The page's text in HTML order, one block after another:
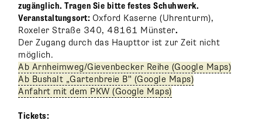
zugänglich. Tragen Sie bitte festes Schuhwerk.
Veranstaltungsort: Oxford Kaserne (Uhrenturm),
Roxeler Straße 340, 48161 Münster.
Der Zugang durch das Haupttor ist zur Zeit nicht
möglich.
Ab Arnheimweg/Gievenbecker Reihe (Google Maps)
Ab Bushalt „Gartenbreie B" (Google Maps)
Anfahrt mit dem PKW (Google Maps)
Tickets: